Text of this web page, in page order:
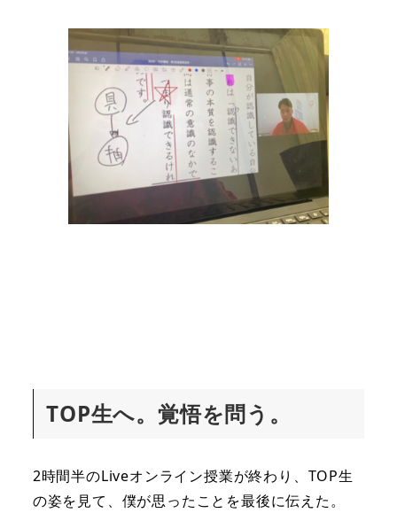
TOP生へ。覚悟を問う。
2時間半のLiveオンライン授業が終わり、TOP生
の姿を見て、僕が思ったことを最後に伝えた。